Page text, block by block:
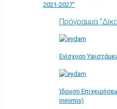
2021-2027”
Πρόγραμμα
Ενίσχυση
Ίδρυση
minimis)